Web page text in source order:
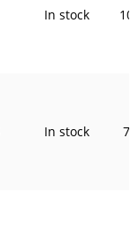
In stock
In stock